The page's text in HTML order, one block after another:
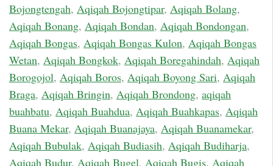
Bojongtengah, Aqiqah Bojongtipar, Aqiqah Bolang,
Aqiqah Bonang, Aqiqah Bondan, Aqiqah Bondongan,
Aqiqah Bongas, Aqiqah Bongas Kulon, Aqiqah Bongas
Wetan, Aqiqah Bongkok, Aqiqah Boregahindah, Aqiqah
Borogojol, Aqiqah Boros, Aqiqah Boyong Sari, Aqiqah
Braga, Aqiqah Bringin, Aqiqah Brondong, aqiqah
buahbatu, Aqiqah Buahdua, Aqiqah Buahkapas, Aqiqah
Buana Mekar, Aqiqah Buanajaya, Aqiqah Buanamekar,
Aqiqah Bubulak, Aqiqah Budiasih, Aqiqah Budiharja,
Aqiqah Budur, Aqiqah Bugel, Aqiqah Bugis, Aqiqah